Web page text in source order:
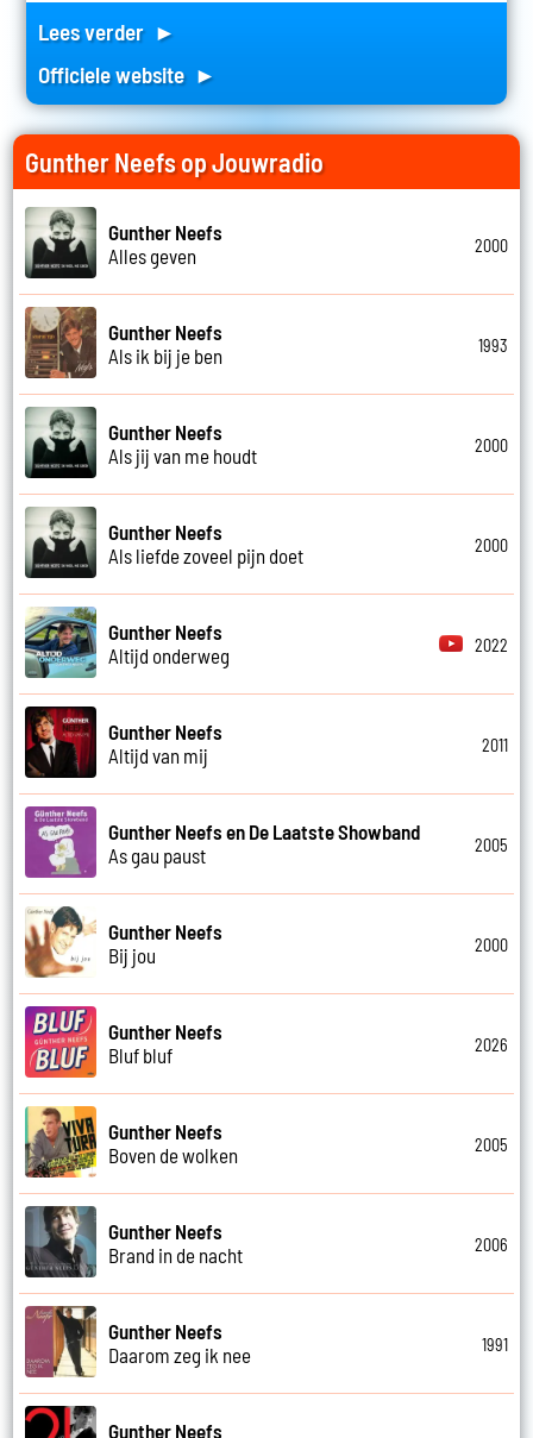
Lees verder ►
Officiele website ►
Gunther Neefs op Jouwradio
Gunther Neefs
Alles geven
2000
Gunther Neefs
Als ik bij je ben
1993
Gunther Neefs
Als jij van me houdt
2000
Gunther Neefs
Als liefde zoveel pijn doet
2000
Gunther Neefs
Altijd onderweg
2022
Gunther Neefs
Altijd van mij
2011
Gunther Neefs en De Laatste Showband
As gau paust
2005
Gunther Neefs
Bij jou
2000
Gunther Neefs
Bluf bluf
2026
Gunther Neefs
Boven de wolken
2005
Gunther Neefs
Brand in de nacht
2006
Gunther Neefs
Daarom zeg ik nee
1991
Gunther Neefs